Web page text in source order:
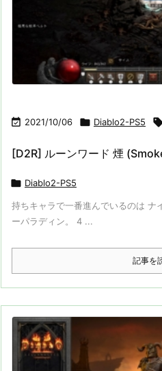
 2021/10/06  Diablo2-PS5
[D2R] ルーンワード 煙
 Diablo2-PS5
持ちキャラで一番進んでいるのは
ーパラディン。 4 ...
記事を